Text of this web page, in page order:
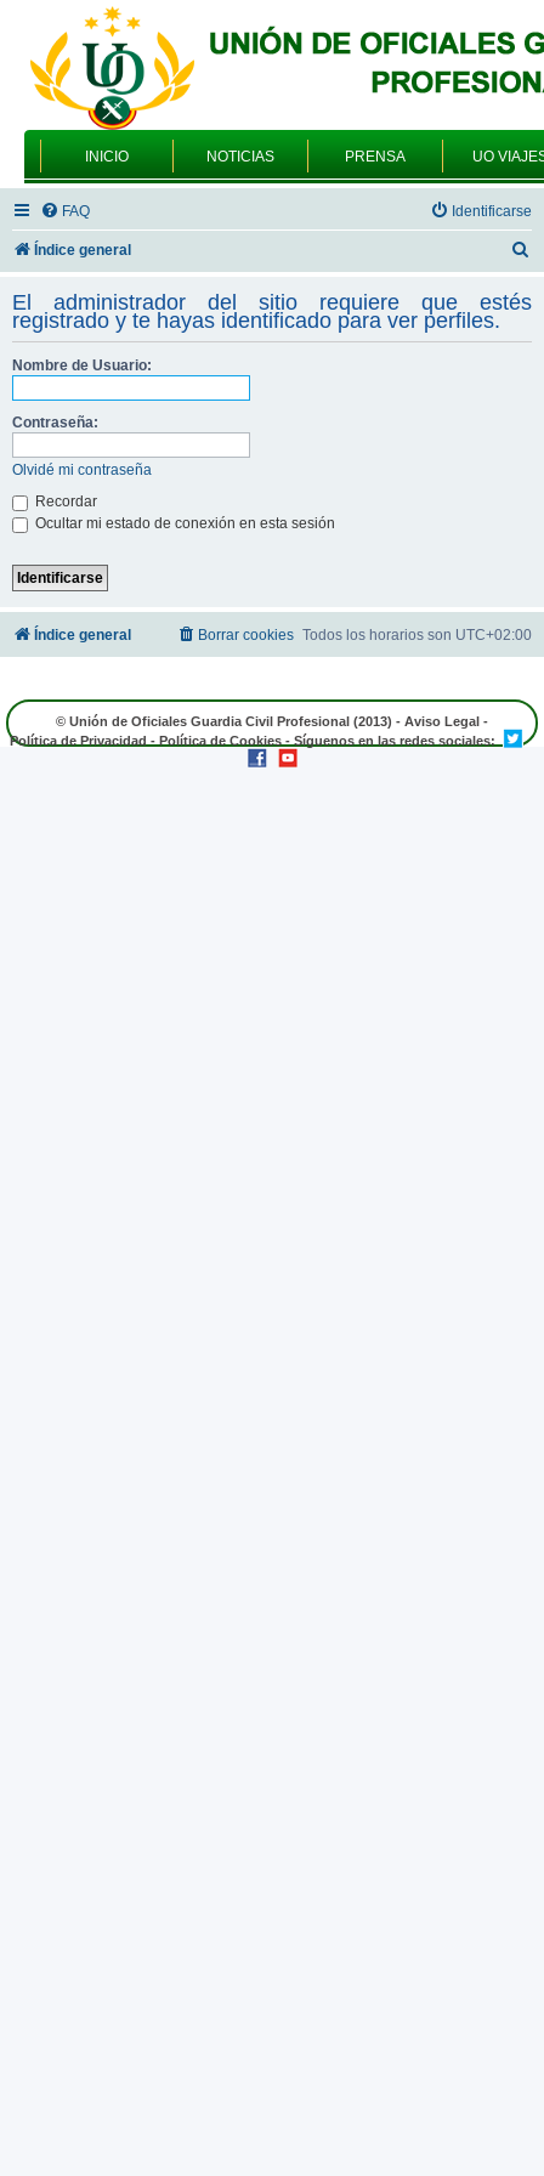
INICIO NOTICIAS PRENSA UO
FAQ Identificarse
Índice general
s
c
El administrador del sitio requiere que estés
registrado y te hayas identificado para ver perfiles.
Nombre de Usuario:
Contraseña:
Olvidé mi contraseña
Recordar
Ocultar mi estado de conexión en esta sesión
Índice general Todos los horarios son UTC+02:00
Borrar cookies
© Unión de Oficiales Guardia Civil Profesional (2013) - Aviso Legal -
Política de Privacidad - Política de Cookies - Síguenos en las redes sociales: